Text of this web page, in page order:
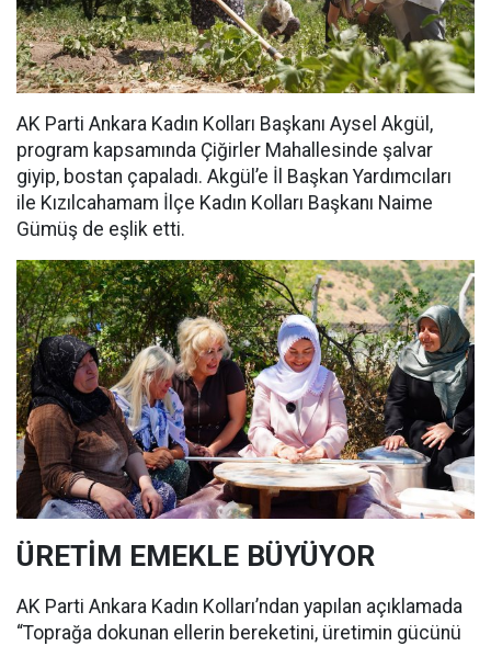
AK Parti Ankara Kadın Kolları Başkanı Aysel Akgül,
program kapsamında Çiğirler Mahallesinde şalvar
giyip, bostan çapaladı. Akgül’e İl Başkan Yardımcıları
ile Kızılcahamam İlçe Kadın Kolları Başkanı Naime
Gümüş de eşlik etti.
ÜRETİM EMEKLE BÜYÜYOR
AK Parti Ankara Kadın Kolları’ndan yapılan açıklamada
“Toprağa dokunan ellerin bereketini, üretimin gücünü